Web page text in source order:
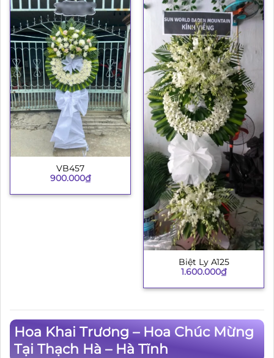
VB457
900.000₫
Biệt Ly A125
1.600.000₫
Hoa Khai Trương – Hoa Chúc Mừng
Tại Thạch Hà – Hà Tĩnh